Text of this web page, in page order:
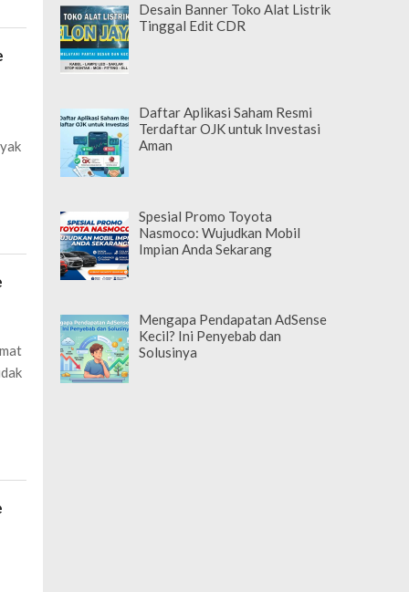
Desain Banner Toko Alat Listrik
Tinggal Edit CDR
Daftar Aplikasi Saham Resmi
Terdaftar OJK untuk Investasi
Aman
Spesial Promo Toyota
Nasmoco: Wujudkan Mobil
Impian Anda Sekarang
Mengapa Pendapatan AdSense
Kecil? Ini Penyebab dan
Solusinya